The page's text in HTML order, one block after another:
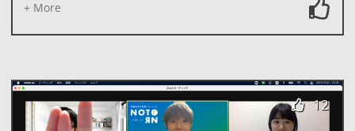
+ More
12